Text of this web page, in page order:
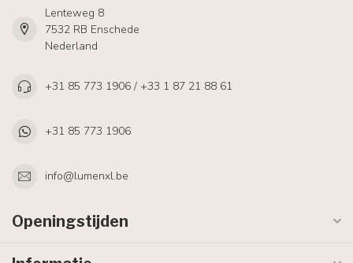
Lenteweg 8
7532 RB Enschede
Nederland
+31 85 773 1906 / +33 1 87 21 88 61
+31 85 773 1906
info@lumenxl.be
Openingstijden